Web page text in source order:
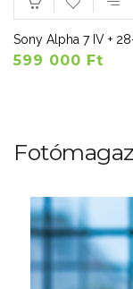
Sony Alpha 7 IV +
599 000 Ft